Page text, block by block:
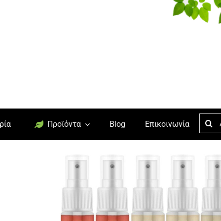
Προϊόντα Blog Επικοινωνία
for: